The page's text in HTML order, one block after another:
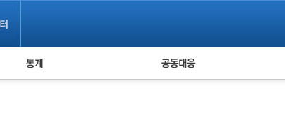
누적 피해사례 통계 피해자 공동대응